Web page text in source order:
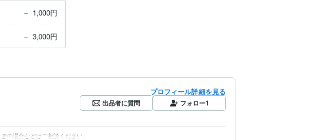
＋ 1,000円
＋ 3,000円
プロフィール詳細を見る
出品者に質問 フォロー1
の場合などはご相談ください。